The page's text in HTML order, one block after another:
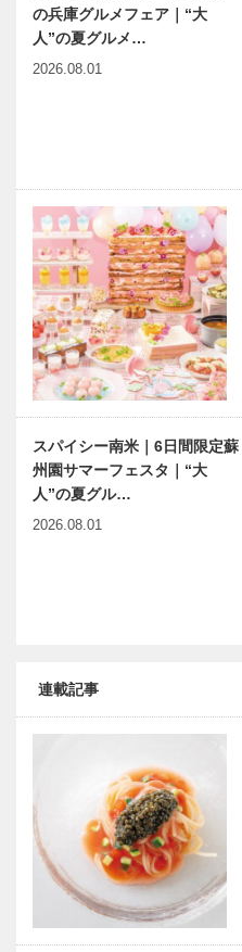
の兵庫グルメフェア｜“大
人”の夏グルメ…
2026.08.01
スパイシー南米｜6日間限定蘇
州園サマーフェスタ｜“大
人”の夏グル…
2026.08.01
連載記事